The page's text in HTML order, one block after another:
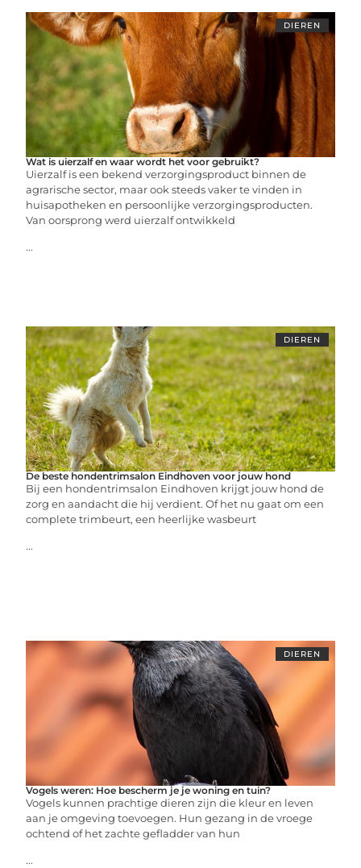
DIEREN
Wat is uierzalf en waar wordt het voor gebruikt?
Uierzalf is een bekend verzorgingsproduct binnen de
agrarische sector, maar ook steeds vaker te vinden in
huisapotheken en persoonlijke verzorgingsproducten.
Van oorsprong werd uierzalf ontwikkeld
...
DIEREN
De beste hondentrimsalon Eindhoven voor jouw hond
Bij een hondentrimsalon Eindhoven krijgt jouw hond de
zorg en aandacht die hij verdient. Of het nu gaat om een
complete trimbeurt, een heerlijke wasbeurt
...
DIEREN
Vogels weren: Hoe bescherm je je woning en tuin?
Vogels kunnen prachtige dieren zijn die kleur en leven
aan je omgeving toevoegen. Hun gezang in de vroege
ochtend of het zachte gefladder van hun
...